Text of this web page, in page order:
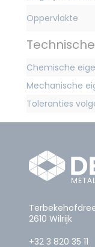
Oppervlakte
Chemische
Mechanische
Toleranties
2610 Wilrijk
+32 3 820 35 11